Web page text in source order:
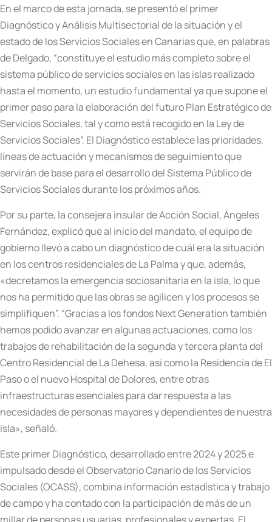
En el marco de esta jornada, se presentó el primer
Diagnóstico y Análisis Multisectorial de la situación y el
estado de los Servicios Sociales en Canarias que, en palabras
de Delgado, “constituye el estudio más completo sobre el
sistema público de servicios sociales en las islas realizado
hasta el momento, un estudio fundamental ya que supone el
primer paso para la elaboración del futuro Plan Estratégico de
Servicios Sociales, tal y como está recogido en la Ley de
Servicios Sociales”. El Diagnóstico establece las prioridades,
líneas de actuación y mecanismos de seguimiento que
servirán de base para el desarrollo del Sistema Público de
Servicios Sociales durante los próximos años.
Por su parte, la consejera insular de Acción Social, Ángeles
Fernández, explicó que al inicio del mandato, el equipo de
gobierno llevó a cabo un diagnóstico de cuál era la situación
en los centros residenciales de La Palma y que, además,
«decretamos la emergencia sociosanitaria en la isla, lo que
nos ha permitido que las obras se agilicen y los procesos se
simplifiquen”. “Gracias a los fondos Next Generation también
hemos podido avanzar en algunas actuaciones, como los
trabajos de rehabilitación de la segunda y tercera planta del
Centro Residencial de La Dehesa, así como la Residencia de El
Paso o el nuevo Hospital de Dolores, entre otras
infraestructuras esenciales para dar respuesta a las
necesidades de personas mayores y dependientes de nuestra
isla», señaló.
Este primer Diagnóstico, desarrollado entre 2024 y 2025 e
impulsadodesde el Observatorio Canario de los Servicios
Sociales (OCASS), combina información estadística y trabajo
de campo y ha contado con la participación de más de un